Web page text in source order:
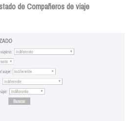
de Compañeros de viaje